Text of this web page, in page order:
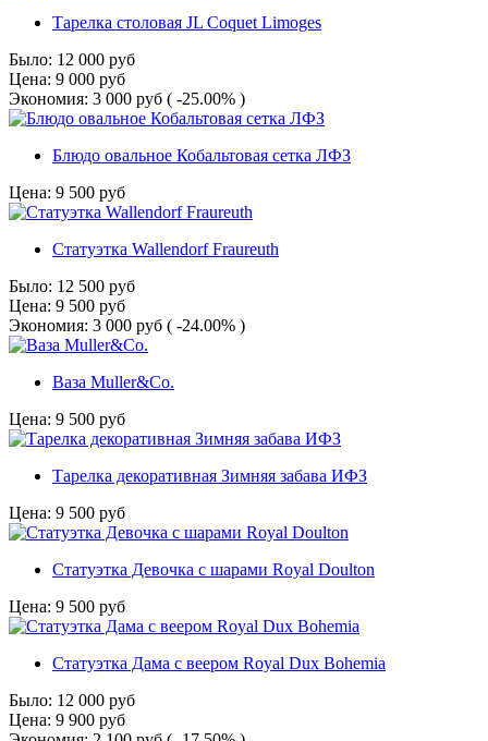
Тарелка столовая JL Coquet Limoges
Было: 12 000 руб
Цена: 9 000 руб
Экономия: 3 000 руб ( -25.00% )
Блюдо овальное Кобальтовая сетка ЛФЗ
Цена: 9 500 руб
Статуэтка Wallendorf Fraureuth
Было: 12 500 руб
Цена: 9 500 руб
Экономия: 3 000 руб ( -24.00% )
Ваза Muller&Сo.
Цена: 9 500 руб
Тарелка декоративная Зимняя забава ИФЗ
Цена: 9 500 руб
Статуэтка Девочка с шарами Royal Doulton
Цена: 9 500 руб
Статуэтка Дама с веером Royal Dux Bohemia
Было: 12 000 руб
Цена: 9 900 руб